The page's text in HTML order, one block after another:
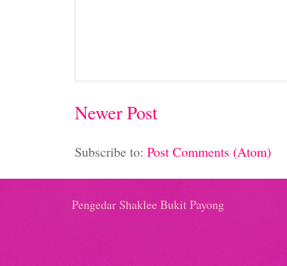
Newer Post
Subscribe to: Post Comments (Atom)
Pengedar Shaklee Bukit Payong